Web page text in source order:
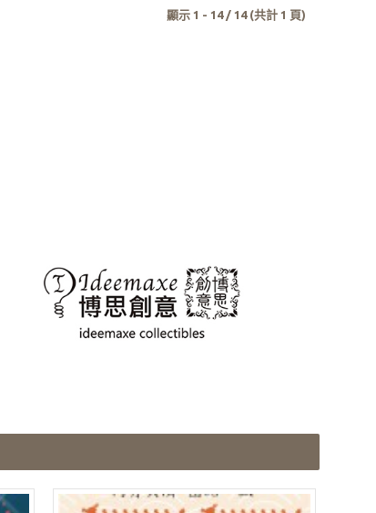
顯示 1 - 14 / 14 (共計 1 頁)